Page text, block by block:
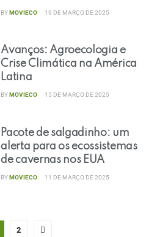
BYMOVIECO 19 DE MARÇO DE 2025
Avanços: Agroecologia e
Crise Climática na América
Latina
BYMOVIECO 15 DE MARÇO DE 2025
Pacote de salgadinho: um
alerta para os ecossistemas
de cavernas nos EUA
BYMOVIECO 11 DE MARÇO DE 2025
2